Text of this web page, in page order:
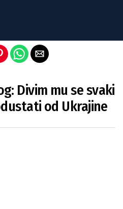
Divim mu se svaki
od Ukrajine